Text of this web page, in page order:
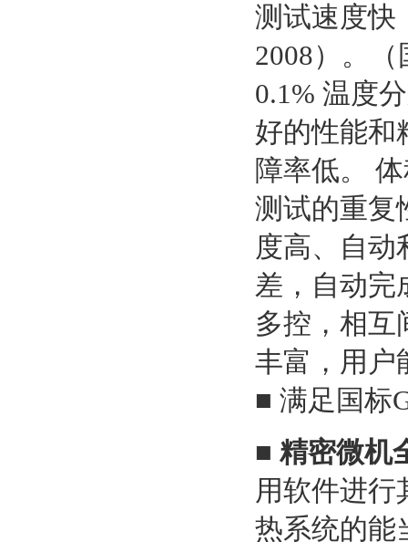
测试速度快
2008）。
0.1% 温度
好的性能和
障率低。
测试的重复
度高、自动
差，自动完
多控，相互
丰富，用户
■ 满足国标
■ 精密微机
用软件进行
热系统的能